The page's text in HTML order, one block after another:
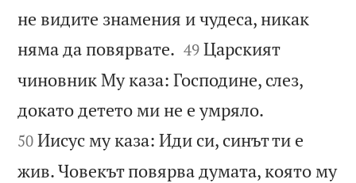
не видите знамения и чудеса, никак
няма да повярвате. 

49 Царският
чиновник Му каза: Господине, слез,
докато детето ми не е умряло.
50 Иисус му каза: Иди си, синът ти е
жив. Човекът повярва думата, която му